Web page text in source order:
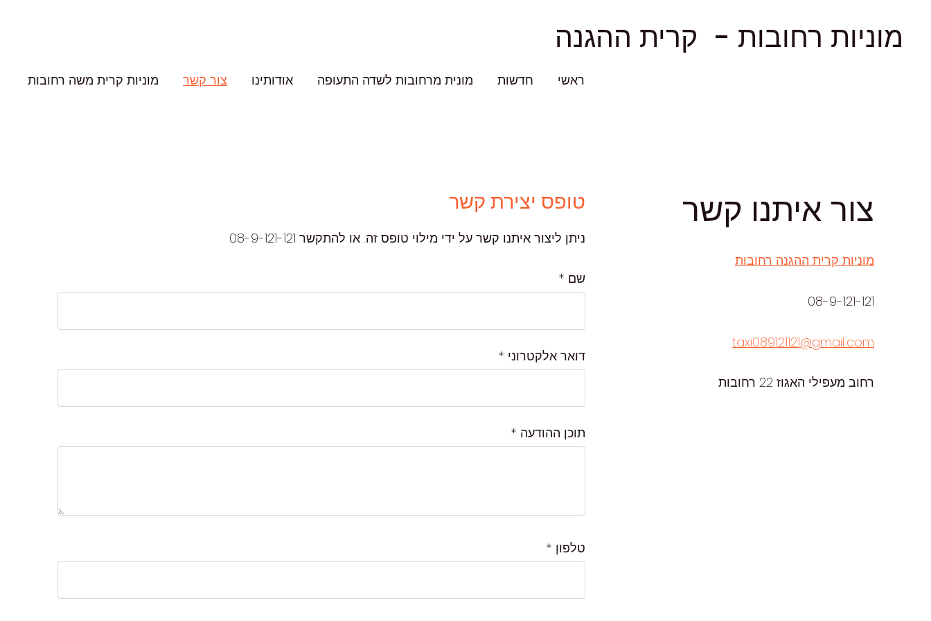
מוניות רחובות - קרית ההגנה
ראשי חדשות מונית מרחובות לשדה התעופה אודותינו צור קשר מוניות קרית משה רחובות
צור איתנו קשר
מוניות קרית ההגנה רחובות
08-9-121-121
taxi089121121@gmail.com
רחוב מעפילי האגוז 22 רחובות
טופס יצירת קשר
ניתן ליצור איתנו קשר על ידי מילוי טופס זה. או להתקשר 08-9-121-121
שם *
דואר אלקטרוני *
תוכן ההודעה *
טלפון *